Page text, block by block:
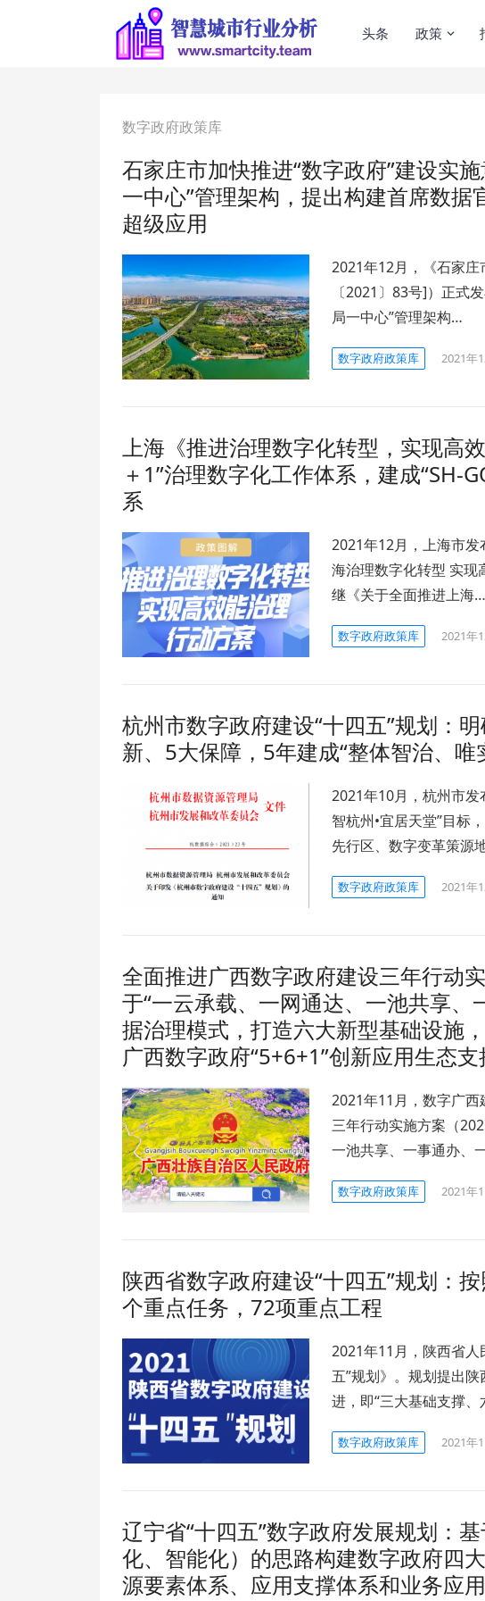
头条 政策
数字政府政策库
石家庄市加快推进“数字政府”建设实
一中心”管理架构，提出构建首席数据
超级应用
2021年12月，《石家庄
〔2021〕83号]）正式
局一中心”管理架构…
数字政府政策库 2021年
上海《推进治理数字化转型，实现高
＋1”治理数字化工作体系，建成“SH-
系
2021年12月，上海市
海治理数字化转型 实现
继《关于全面推进上海…
数字政府政策库 2021年
杭州市数字政府建设“十四五”规划：
新、5大保障，5年建成“整体智治、唯
2021年10月，杭州市发
智杭州•宜居天堂”目标
先行区、数字变革策源
数字政府政策库 2021年
全面推进广西数字政府建设三年行动
于“一云承载、一网通达、一池共享、
据治理模式，打造六大新型基础设施
广西数字政府“5+6+1”创新应用生态
2021年11月，数字广
三年行动实施方案（
一池共享、一事通办、
数字政府政策库 2021年
陕西省数字政府建设“十四五”规划：
个重点任务，72项重点工程
2021年11月，陕西省人
五”规划》。规划提出
进，即“三大基础支撑
数字政府政策库 2021年
辽宁省“十四五”数字政府发展规划：
化、智能化）的思路构建数字政府四
源要素体系、应用支撑体系和业务应用